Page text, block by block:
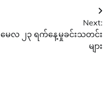
Next:
မေလ ၂၃ ရက်နေ့မှုခင်းသတင်း
များ